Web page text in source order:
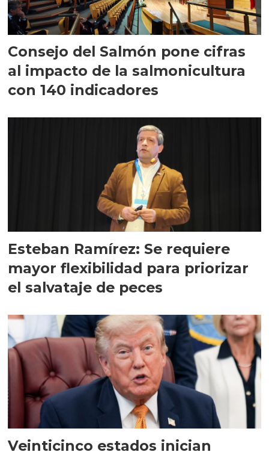
Consejo del Salmón pone cifras
al impacto de la salmonicultura
con 140 indicadores
Esteban Ramírez: Se requiere
mayor flexibilidad para priorizar
el salvataje de peces
Veinticinco estados inician